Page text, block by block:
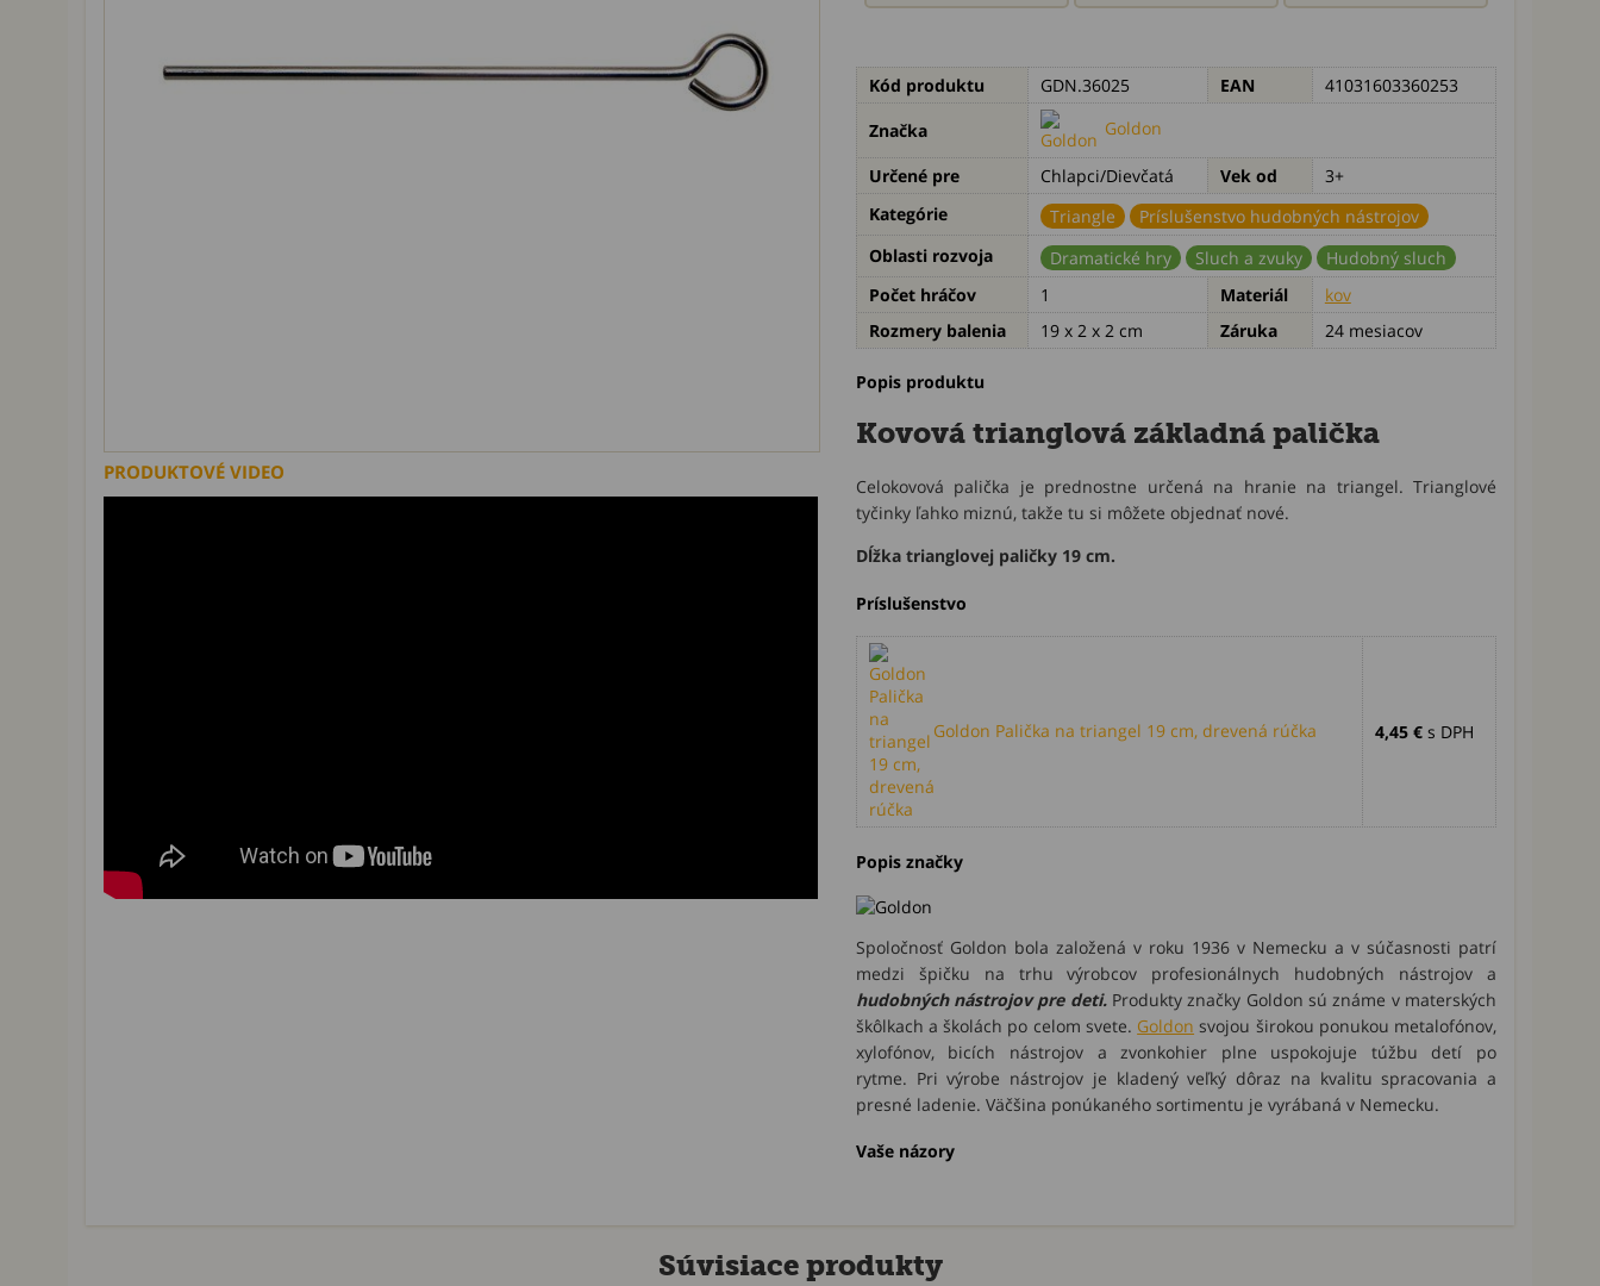
PRODUKTOVÉ VIDEO
Kód produktu GDN.36025 EAN
41031603360253
Značka
Goldon
Určené pre Chlapci/Dievčatá Vek od
3+
Kategórie
Triangle
Príslušenstvo hudobných nástrojov
Oblasti rozvoja
Dramatické hry Sluch a zvuky
Hudobný sluch
Počet hráčov
1 Materiál
kov
Rozmery balenia
19 x 2 x 2 cm Záruka 24 mesiacov
Popis produktu
Kovová trianglová základná palička
Celokovová palička je prednostne určená na hranie na triangel. Trianglové
tyčinky ľahko miznú, takže tu si môžete objednať nové.
Dĺžka trianglovej paličky 19 cm.
Príslušenstvo
Goldon Palička na triangel 19 cm, drevená rúčka 4,45 € s DPH
Popis značky
Spoločnosť Goldon bola založená v roku 1936 v Nemecku a v súčasnosti patrí
medzi špičku na trhu výrobcov profesionálnych hudobných nástrojov a
hudobných nástrojov pre deti.Produkty značky Goldon sú známe v materských
škôlkach a školách po celom svete. Goldon svojou širokou ponukou metalofónov,
xylofónov, bicích nástrojov a zvonkohier plne uspokojuje túžbu detí po
rytme. Pri výrobe nástrojov je kladený veľký dôraz na kvalitu spracovania a
presné ladenie. Väčšina ponúkaného sortimentu je vyrábaná v Nemecku.
Vaše názory
Súvisiace produkty